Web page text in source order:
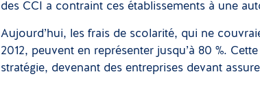
des CCI a contraint ces établissements à une
Aujourd’hui, les frais de scolarité, qui ne
2012, peuvent en représenter jusqu’à 80 %.
stratégie, devenant des entreprises devant